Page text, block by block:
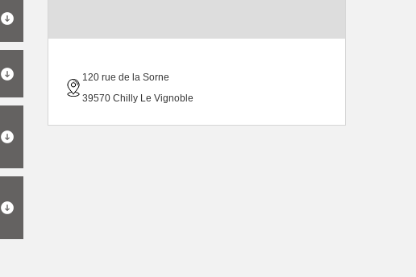
120 rue de la Sorne
39570 Chilly Le Vignoble